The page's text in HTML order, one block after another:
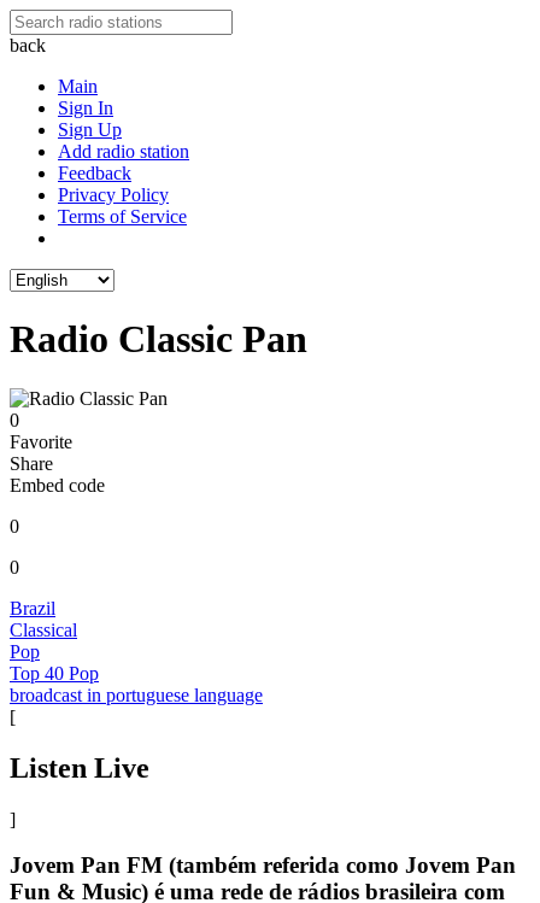
back
Main
Sign In
Sign Up
Add radio station
Feedback
Privacy Policy
Terms of Service
Radio Classic Pan
0
Favorite
Share
Embed code
0
0
Brazil
Classical
Pop
Top 40 Pop
broadcast in portuguese language
[
Listen Live
]
Jovem Pan FM (também referida como Jovem Pan
Fun & Music) é uma rede de rádios brasileira com